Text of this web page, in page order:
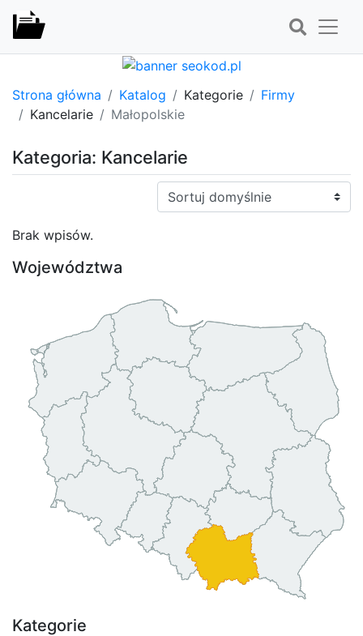
Strona główna Katalog Kategorie
Firmy
Kancelarie
Małopolskie
Kategoria: Kancelarie
Sortuj:
Brak wpisów.
Województwa
Kategorie